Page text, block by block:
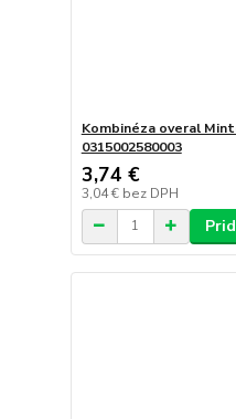
Kombinéza overal
0315002580003
3,74 €
3,04 € bez DPH